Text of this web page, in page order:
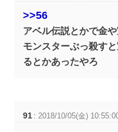
>>56
アベル伝説とかで金
モンスターぶっ殺す
るとかあったやろ
91 : 2018/10/05(金)